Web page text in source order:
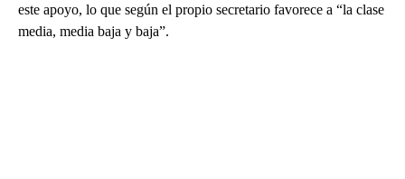
este apoyo, lo que según el propio secretario favorece a “la clase
media, media baja y baja”.